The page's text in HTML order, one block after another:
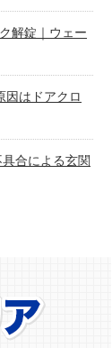
解錠｜ウェー
因はドアクロ
合による玄関